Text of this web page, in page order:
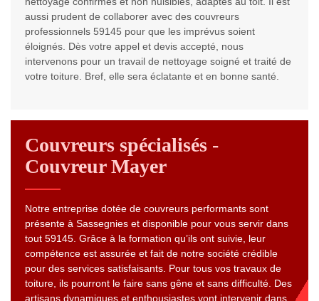
aussi prudent de collaborer avec des couvreurs
professionnels 59145 pour que les imprévus soient
éloignés. Dès votre appel et devis accepté, nous
intervenons pour un travail de nettoyage soigné et traité de
votre toiture. Bref, elle sera éclatante et en bonne santé.
Couvreurs spécialisés -
Couvreur Mayer
Notre entreprise dotée de couvreurs performants sont
présente à Sassegnies et disponible pour vous servir dans
tout 59145. Grâce à la formation qu’ils ont suivie, leur
compétence est assurée et fait de notre société crédible
pour des services satisfaisants. Pour tous vos travaux de
toiture, ils pourront le faire sans gêne et sans difficulté. Des
artisans dynamiques et enthousiastes vont intervenir dans